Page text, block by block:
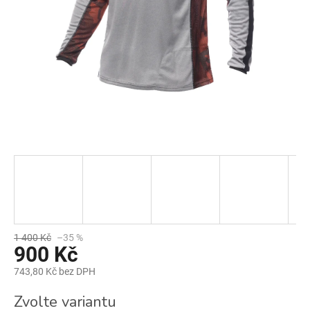
1 400 Kč –35 %
900 Kč
743,80 Kč bez DPH
cena:
Zvolte variantu